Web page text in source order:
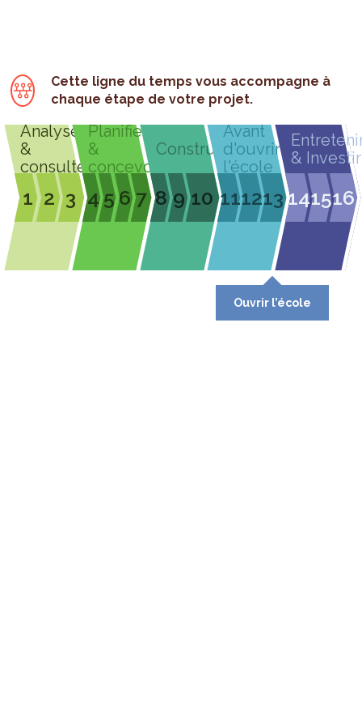
Cette ligne du temps vous accompagne à
chaque étape de votre projet.
Analyser
&
consulter
1 2 3
Planifier
&
concevoir
4 567
Construire
8 9 10
Avant
d'ouvrir
l'école
111213
Ouvrir l’école
& Investir
141516